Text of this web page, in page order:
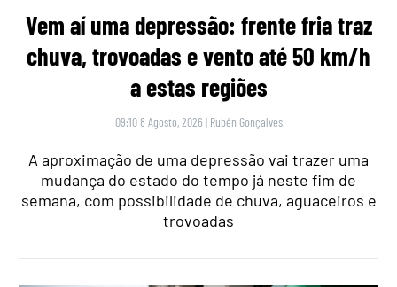
Vem aí uma depressão: frente fria traz
chuva, trovoadas e vento até 50 km/h
a estas regiões
09:10 8 Agosto, 2026 | Rubén Gonçalves
A aproximação de uma depressão vai trazer uma
mudança do estado do tempo já neste fim de
semana, com possibilidade de chuva, aguaceiros e
trovoadas